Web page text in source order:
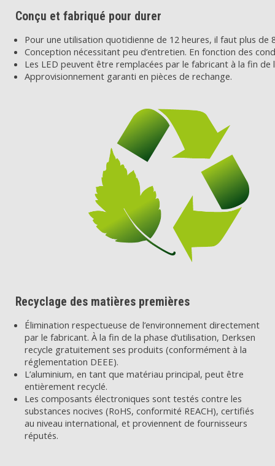
Conçu et fabriqué pour durer
Pour une utilisation quotidienne de 12 heures, il faut plus
Conception nécessitant peu d’entretien. En fonction des
Les LED peuvent être remplacées par le fabricant à la fin de
Approvisionnement garanti en pièces de rechange.
Recyclage des matières premières
Élimination respectueuse de l’environnement directement
par le fabricant. À la fin de la phase d’utilisation, Derksen
recycle gratuitement ses produits (conformément à la
réglementation DEEE).
L’aluminium, en tant que matériau principal, peut être
entièrement recyclé.
Les composants électroniques sont testés contre les
substances nocives (RoHS, conformité REACH), certifiés
au niveau international, et proviennent de fournisseurs
réputés.